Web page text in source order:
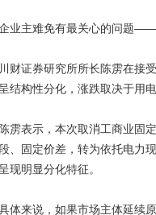
业主难免有最关心的问题
川财证券研究所所长陈雳在接
呈结构性分化，涨跌取决于用
陈雳表示，本次取消工商业固
、固定价差，转为依托电力
呈现明显分化特征。
体来说，如果市场主体延续